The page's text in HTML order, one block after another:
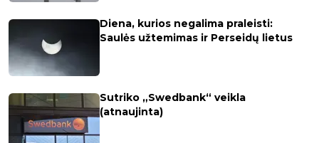
Diena, kurios negalima praleisti:
Saulės užtemimas ir Perseidų lietus
Sutriko „Swedbank“ veikla
(atnaujinta)